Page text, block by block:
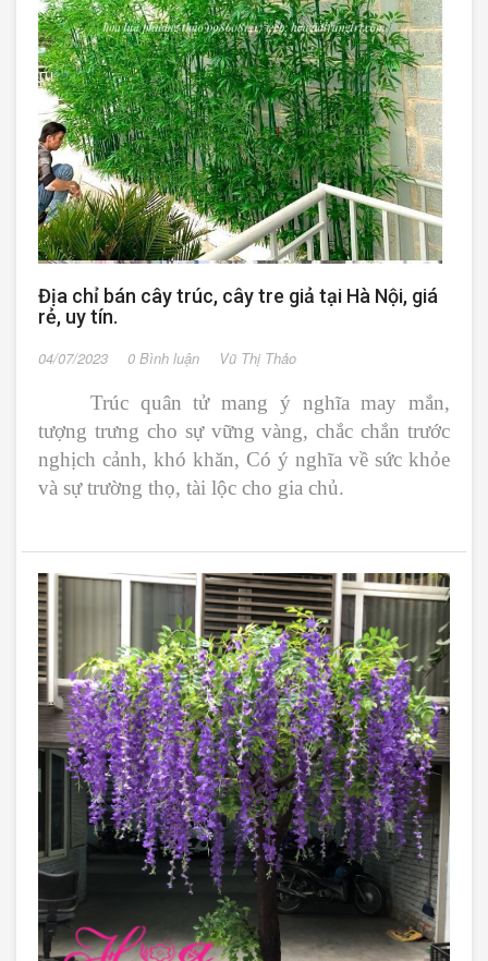
Địa chỉ bán cây trúc, cây tre giả tại Hà Nội, giá
rẻ, uy tín.
04/07/2023 0 Bình luận Vũ Thị Thảo
Trúc quân tử mang ý nghĩa may mắn,
tượng trưng cho sự vững vàng, chắc chắn trước
nghịch cảnh, khó khăn, Có ý nghĩa về sức khỏe
và sự trường thọ, tài lộc cho gia chủ.